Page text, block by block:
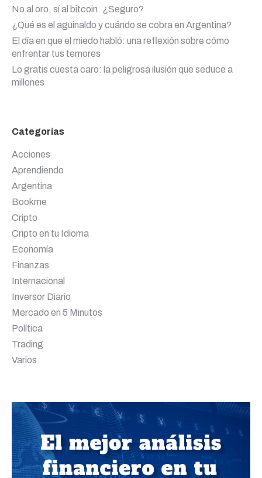
No al oro, sí al bitcoin. ¿Seguro?
¿Qué es el aguinaldo y cuándo se cobra en Argentina?
El día en que el miedo habló: una reflexión sobre cómo
enfrentar tus temores
Lo gratis cuesta caro: la peligrosa ilusión que seduce a
millones
Categorías
Acciones
Aprendiendo
Argentina
Bookme
Cripto
Cripto en tu Idioma
Economía
Finanzas
Internacional
Inversor Diario
Mercado en 5 Minutos
Política
Trading
Varios